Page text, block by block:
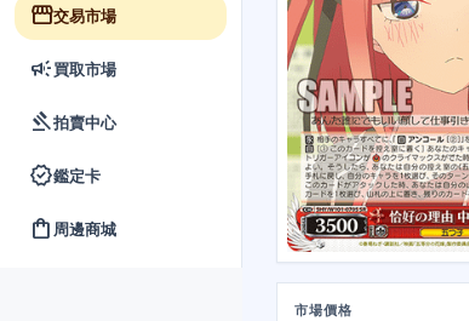
storefront交易市場
campaign買取市場
gavel拍賣中心
verified鑑定卡
shopping_bag 周邊商城
市場價格